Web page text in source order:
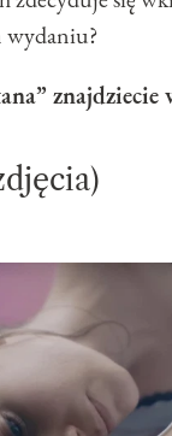
wydaniu?
znajdziecie